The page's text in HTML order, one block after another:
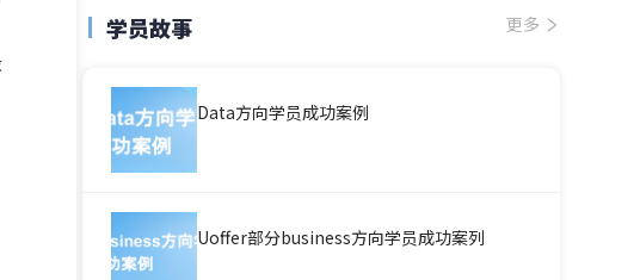
学员故事 更多
Data方向学员成功案例
Uoffer部分business方向学员成功案列